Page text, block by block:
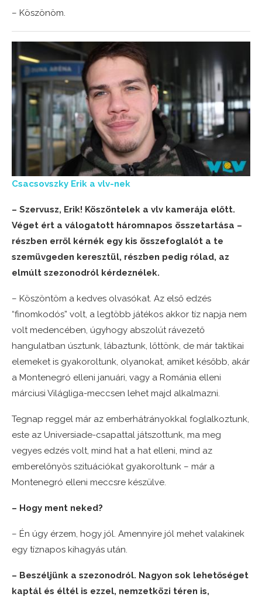
– Köszönöm.
Csacsovszky Erik a vlv-nek
– Szervusz, Erik! Köszöntelek a vlv kamerája előtt.
Véget ért a válogatott háromnapos összetartása –
részben erről kérnék egy kis összefoglalót a te
szemüvgeden keresztül, részben pedig rólad, az
elmúlt szezonodról kérdeznélek.
– Köszöntöm a kedves olvasókat. Az első edzés
“finomkodós” volt, a legtöbb játékos akkor tíz napja nem
volt medencében, úgyhogy abszolút rávezető
hangulatban úsztunk, lábaztunk, lőttönk, de már taktikai
elemeket is gyakoroltunk, olyanokat, amiket később, akár
a Montenegró elleni januári, vagy a Románia elleni
márciusi Világliga-meccsen lehet majd alkalmazni.
Tegnap reggel már az emberhátrányokkal foglalkoztunk,
este az Universiade-csapattal játszottunk, ma meg
vegyes edzés volt, mind hat a hat elleni, mind az
emberelőnyös szituációkat gyakoroltunk – már a
Montenegró elleni meccsre készülve.
– Hogy ment neked?
– Én úgy érzem, hogy jól. Amennyire jól mehet valakinek
egy tíznapos kihagyás után.
– Beszéljünk a szezonodról. Nagyon sok lehetőséget
kaptál és éltél is ezzel, nemzetközi téren is,